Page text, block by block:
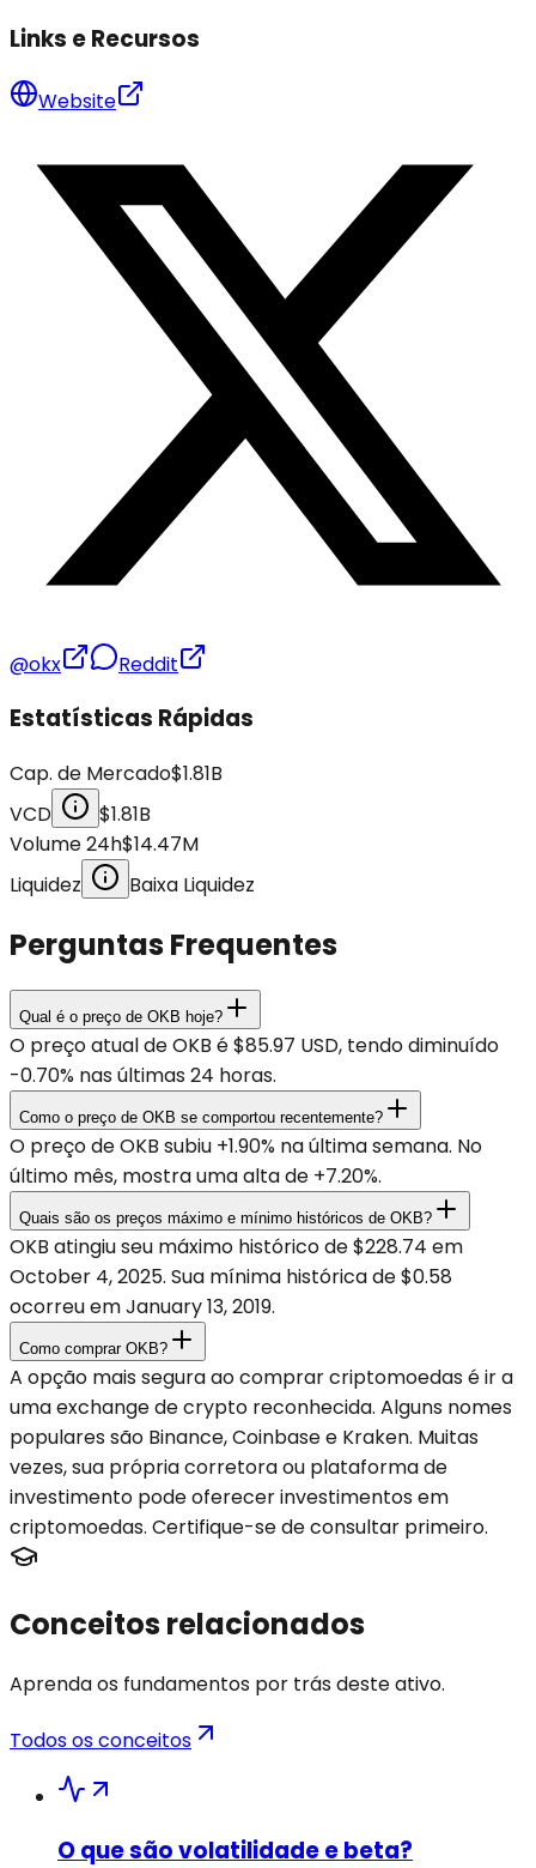
Links e Recursos
Website
@okx Reddit
Estatísticas Rápidas
Cap. de Mercado$1.81B
VCD
$1.81B
Volume 24h$14.47M
Liquidez
Baixa Liquidez
Perguntas Frequentes
Qual é o preço de OKB hoje?
O preço atual de OKB é $85.97 USD, tendo diminuído
-0.70% nas últimas 24 horas.
Como o preço de OKB se comportou recentemente?
O preço de OKB subiu +1.90% na última semana. No
último mês, mostra uma alta de +7.20%.
Quais são os preços máximo e mínimo históricos de OKB?
OKB atingiu seu máximo histórico de $228.74 em
October 4, 2025. Sua mínima histórica de $0.58
ocorreu em January 13, 2019.
Como comprar OKB?
A opção mais segura ao comprar criptomoedas é ir a
uma exchange de crypto reconhecida. Alguns nomes
populares são Binance, Coinbase e Kraken. Muitas
vezes, sua própria corretora ou plataforma de
investimento pode oferecer investimentos em
criptomoedas. Certifique-se de consultar primeiro.
Conceitos relacionados
Aprenda os fundamentos por trás deste ativo.
Todos os conceitos
O que são volatilidade e beta?